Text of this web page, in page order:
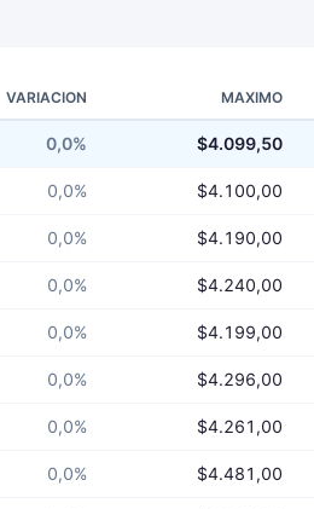
VARIACION MAXIMO
0,0% $4.099,50
0,0% $4.100,00
0,0% $4.190,00
0,0% $4.240,00
0,0% $4.199,00
0,0% $4.296,00
0,0% $4.261,00
0,0% $4.481,00